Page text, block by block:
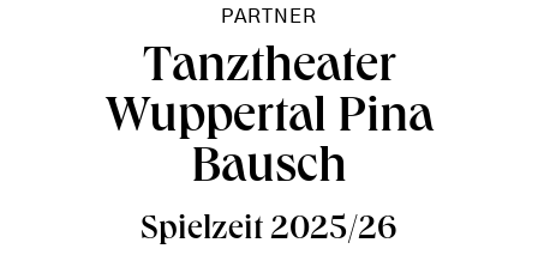
PARTNER
Tanztheater
Wuppertal Pina
Bausch
Spielzeit 2025/26